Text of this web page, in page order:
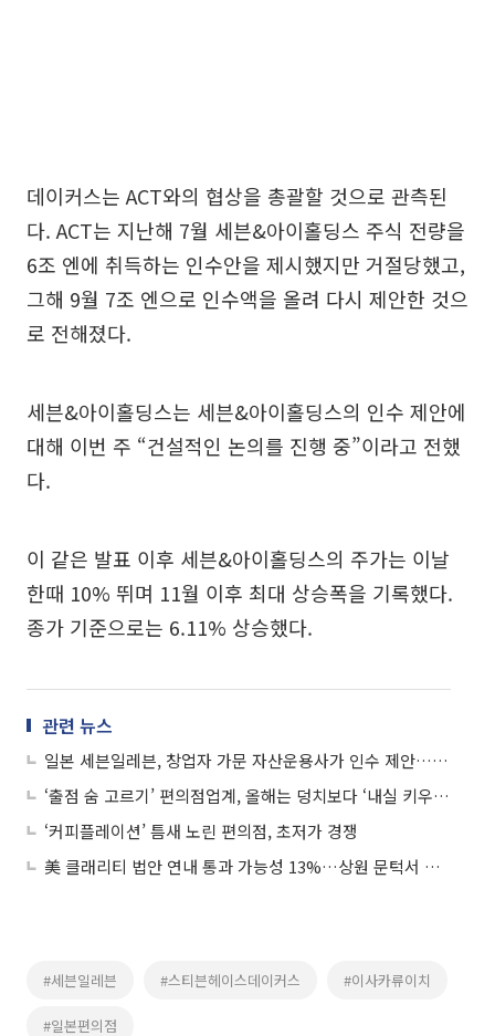
데이커스는 ACT와의 협상을 총괄할 것으로 관측된
다. ACT는 지난해 7월 세븐&아이홀딩스 주식 전량을
6조 엔에 취득하는 인수안을 제시했지만 거절당했고,
그해 9월 7조 엔으로 인수액을 올려 다시 제안한 것으
로 전해졌다.
세븐&아이홀딩스는 세븐&아이홀딩스의 인수 제안에
대해 이번 주 “건설적인 논의를 진행 중”이라고 전했
다.
이 같은 발표 이후 세븐&아이홀딩스의 주가는 이날
한때 10% 뛰며 11월 이후 최대 상승폭을 기록했다.
종가 기준으로는 6.11% 상승했다.
관련 뉴스
일본 세븐일레븐, 창업자 가문 자산운용사가 인수 제안…비상장화 목표
‘출점 숨 고르기’ 편의점업계, 올해는 덩치보다 ‘내실 키우기’
‘커피플레이션’ 틈새 노린 편의점, 초저가 경쟁
美 클래리티 법안 연내 통과 가능성 13%…상원 문턱서 제동
#세븐일레븐 #스티븐헤이스데이커스 #이사카류이치
#일본편의점